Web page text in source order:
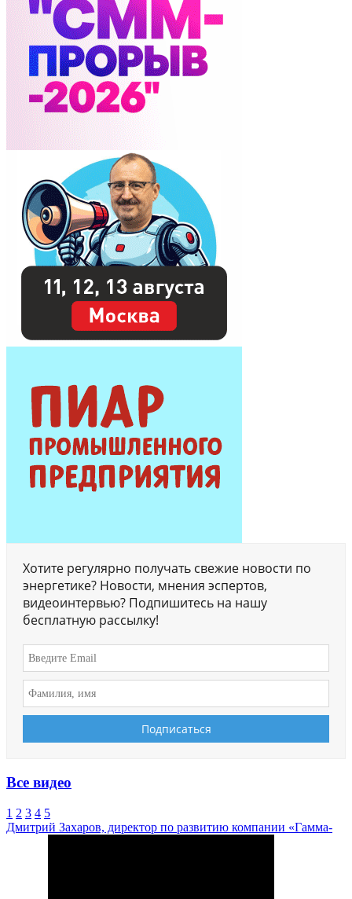
Хотите регулярно получать свежие новости по
энергетике? Новости, мнения эспертов,
видеоинтервью? Подпишитесь на нашу
бесплатную рассылку!
Все видео
1 2 3 4 5
Дмитрий Захаров, директор по развитию компании «Гамма-